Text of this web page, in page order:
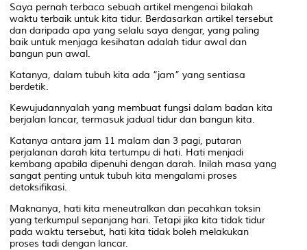
Saya pernah terbaca sebuah artikel mengenai bilakah
waktu terbaik untuk kita tidur. Berdasarkan artikel tersebut
dan daripada apa yang selalu saya dengar, yang paling
baik untuk menjaga kesihatan adalah tidur awal dan
bangun pun awal.
Katanya, dalam tubuh kita ada “jam” yang sentiasa
berdetik.
Kewujudannyalah yang membuat fungsi dalam badan kita
berjalan lancar, termasuk jadual tidur dan bangun kita.
Katanya antara jam 11 malam dan 3 pagi, putaran
perjalanan darah kita tertumpu di hati. Hati menjadi
kembang apabila dipenuhi dengan darah. Inilah masa yang
sangat penting untuk tubuh kita mengalami proses
detoksifikasi.
Maknanya, hati kita meneutralkan dan pecahkan toksin
yang terkumpul sepanjang hari. Tetapi jika kita tidak tidur
pada waktu tersebut, hati kita tidak boleh melakukan
proses tadi dengan lancar.